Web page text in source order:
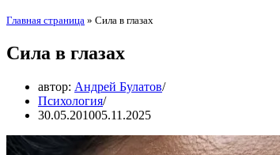
Главная страница » Сила в глазах
Сила в глазах
автор: Андрей Булатов
Психология
30.05.201005.11.2025